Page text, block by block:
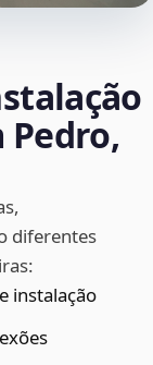
Pedro,
diferentes
instalação